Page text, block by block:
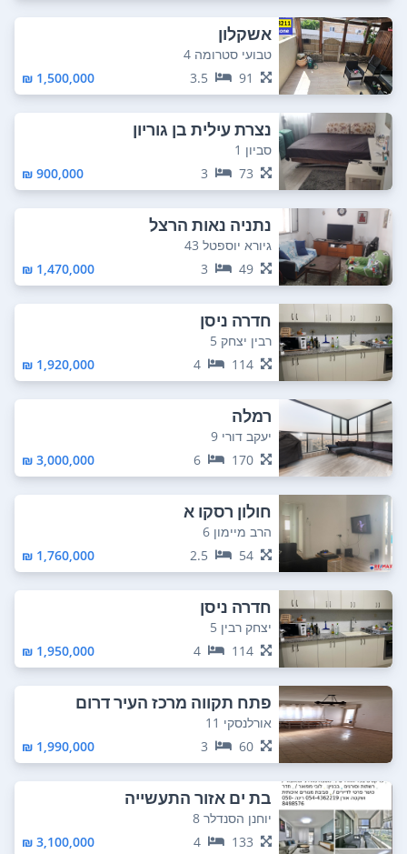
אשקלון
טבועי סטרומה 4
91
3.5
1,500,000 ₪
נצרת עילית בן גוריון
סביון 1
73
3
900,000 ₪
נתניה נאות הרצל
גיורא יוספטל 43
49
3
1,470,000 ₪
חדרה ניסן
רבין יצחק 5
114
4
1,920,000 ₪
רמלה
יעקב דורי 9
170
6
3,000,000 ₪
חולון רסקו א
הרב מיימון 6
54
2.5
1,760,000 ₪
חדרה ניסן
יצחק רבין 5
114
4
1,950,000 ₪
פתח תקווה מרכז העיר דרום
אורלנסקי 11
60
3
1,990,000 ₪
בת ים אזור התעשייה
יוחנן הסנדלר 8
133
4
3,100,000 ₪